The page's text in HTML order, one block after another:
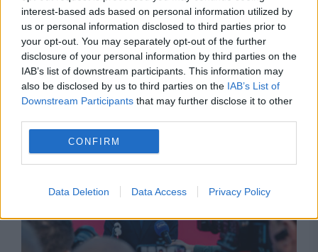
interest-based ads based on personal information utilized by
us or personal information disclosed to third parties prior to
your opt-out. You may separately opt-out of the further
disclosure of your personal information by third parties on the
IAB’s list of downstream participants. This information may
also be disclosed by us to third parties on the IAB’s List of
Downstream Participants that may further disclose it to other
CONFIRM
Data Deletion Data Access Privacy Policy
INTERNATIONAL
Discuțiile pentru bugetul UE 2028–2034, într-
o fază decisivă. Statele nu se înțeleg asupra
dimensiunii și finanțării